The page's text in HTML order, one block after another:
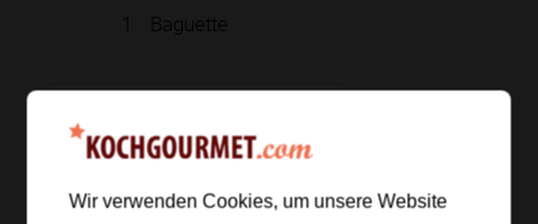
1 Baguette
Wir verwenden Cookies, um unsere Website